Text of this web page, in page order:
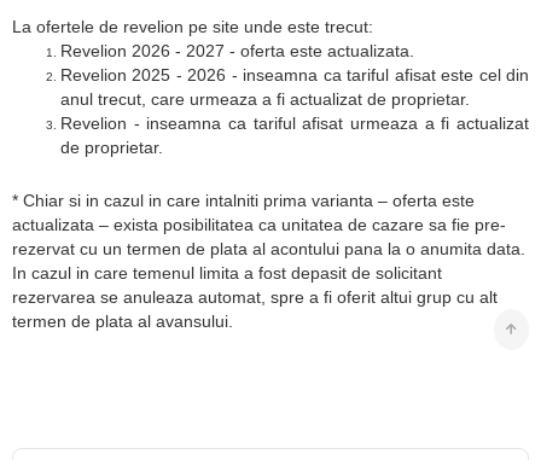
La ofertele de revelion pe site unde este trecut:
Revelion 2026 - 2027 - oferta este actualizata.
Revelion 2025 - 2026 - inseamna ca tariful afisat este cel din
anul trecut, care urmeaza a fi actualizat de proprietar.
Revelion - inseamna ca tariful afisat urmeaza a fi actualizat
de proprietar.
* Chiar si in cazul in care intalniti prima varianta – oferta este
actualizata – exista posibilitatea ca unitatea de cazare sa fie pre-
rezervat cu un termen de plata al acontului pana la o anumita data.
In cazul in care temenul limita a fost depasit de solicitant
rezervarea se anuleaza automat, spre a fi oferit altui grup cu alt
termen de plata al avansului.